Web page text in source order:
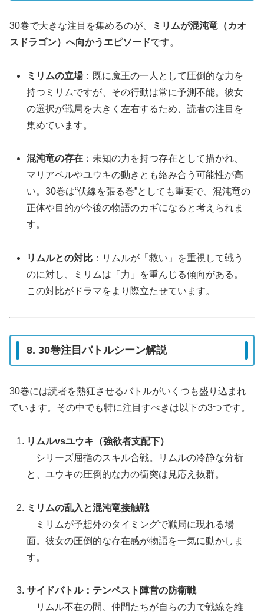
30巻で大きな注目を集めるのが、
ミリムが混沌竜（カオ
スドラゴン）へ向かうエピソードです。
ミリムの立場：既に魔王の一人として圧倒的な力を
持つミリムですが、その行動は常に予測不能。彼女
の選択が戦局を大きく左右するため、読者の注目を
集めています。
混沌竜の存在 ：未知の力を持つ存在として描かれ、
マリアベルやユウキの動きとも絡み合う可能性が高
い。30巻は“伏線を張る巻”としても重要で、混沌竜の
正体や目的が今後の物語のカギになると考えられま
す。
リムルとの対比 ：リムルが「救い」を重視して戦う
のに対し、ミリムは「力」を重んじる傾向がある。
この対比がドラマをより際立たせています。
8. 30巻注目バトルシーン解説
30巻には読者を熱狂させるバトルがいくつも盛り込まれ
ています。その中でも特に注目すべきは以下の3つです。
リムルvsユウキ（強欲者支配下）
シリーズ屈指のスキル合戦。リムルの冷静な分析
と、ユウキの圧倒的な力の衝突は見応え抜群。
ミリムの乱入と混沌竜接触戦
ミリムが予想外のタイミングで戦局に現れる場
面。彼女の圧倒的な存在感が物語を一気に動かしま
す。
サイドバトル：テンペスト陣営の防衛戦
リムル不在の間、仲間たちが自らの力で戦線を維